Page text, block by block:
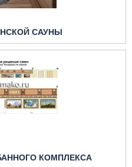
САУНЫ
КОМПЛЕКСА